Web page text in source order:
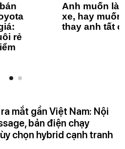
rẻ
Anh muốn
xe, hay
thay anh tất
mắt gần Việt Nam: Nội
bản điện chạy
chọn hybrid cạnh tranh